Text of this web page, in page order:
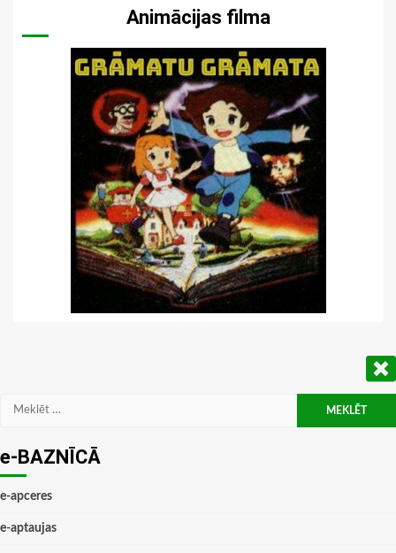
Animācijas filma
Meklēt:
e-BAZNĪCĀ
e-apceres
e-aptaujas